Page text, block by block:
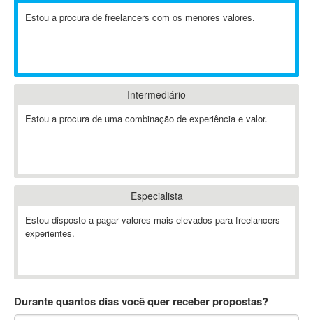
A2Billing
ABAP
ABBYY FineReader
Ableton Live
Abstract
Abstract Window Toolkit (AWT)
AC Drives
ACARS
Estou a procura de freelancers com os menores valores.
Intermediário
Estou a procura de uma combinação de experiência e valor.
Especialista
Estou disposto a pagar valores mais elevados para freelancers
experientes.
Durante quantos dias você quer receber propostas?